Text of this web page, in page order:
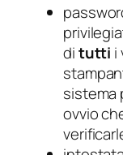
ditutti i
sistema
ovvio